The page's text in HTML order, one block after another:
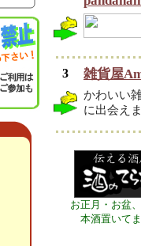
3 雑貨屋
かわいい
に出会え
お正月・お盆
本酒置いて